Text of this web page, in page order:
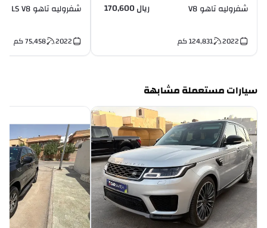
شفروليه تاهو V8 ريال 170,600
2022
124,831كم
شفروليه تاهو LS V8
2022
75,458كم
سيارات مستعملة مشابهة